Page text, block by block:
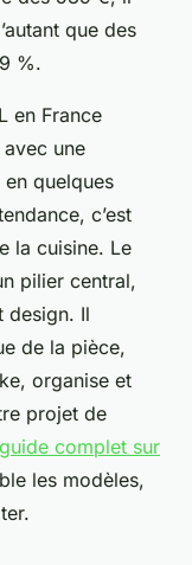
que des
%.
en France
une
quelques
c’est
la cuisine. Le
pilier central,
design. Il
de la pièce,
organise et
projet de
guide complet sur
les modèles,